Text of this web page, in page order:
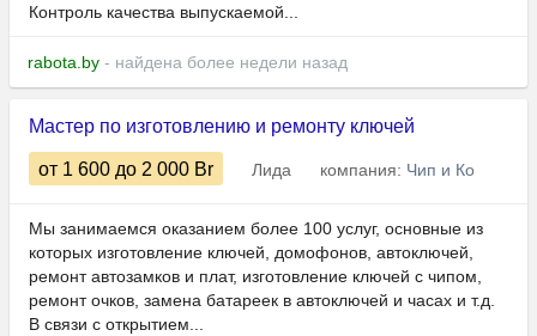
Контроль качества выпускаемой...
rabota.by - найдена более недели назад
Мастер по изготовлению и ремонту ключей
от 1 600 до 2 000 Br Лида компания: Чип и Ко
Мы занимаемся оказанием более 100 услуг, основные из
которых изготовление ключей, домофонов, автоключей,
ремонт автозамков и плат, изготовление ключей с чипом,
ремонт очков, замена батареек в автоключей и часах и т.д.
В связи с открытием...